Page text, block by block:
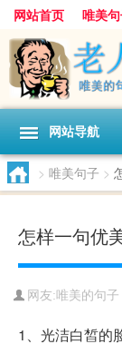
网站首页 唯美
人生感悟
其他美
感人故事
句子
网站导航
> 唯美句子 >
怎样一句优
网友: 唯美的句子
1、光洁白皙的